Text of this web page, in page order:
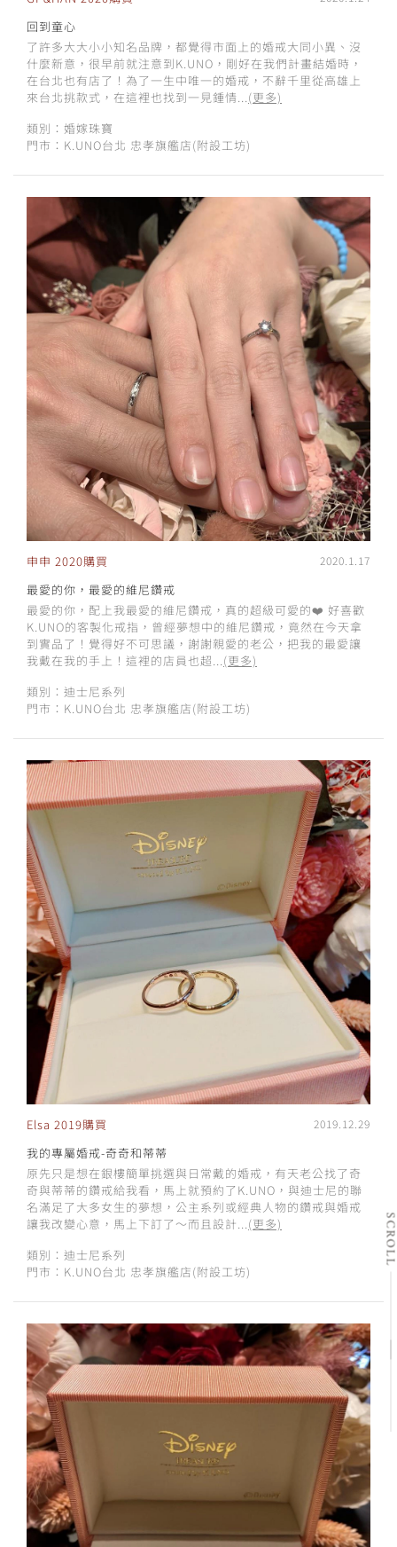
回到童心
了許多大大小小知名品牌，都覺得市面上的婚戒大同小異、沒
什麼新意，很早前就注意到K.UNO，剛好在我們計畫結婚時，
在台北也有店了！為了一生中唯一的婚戒，不辭千里從高雄上
來台北挑款式，在這裡也找到一見鍾情...(更多)
類別：婚嫁珠寶
門市：K.UNO台北 忠孝旗艦店(附設工坊)
申申 2020購買 2020.1.17
最愛的你，最愛的維尼鑽戒
最愛的你，配上我最愛的維尼鑽戒，真的超級可愛的❤️ 好喜歡
K.UNO的客製化戒指，曾經夢想中的維尼鑽戒，竟然在今天拿
到實品了！覺得好不可思議，謝謝親愛的老公，把我的最愛讓
我戴在我的手上！這裡的店員也超...(更多)
類別：迪士尼系列
門市：K.UNO台北 忠孝旗艦店(附設工坊)
Elsa 2019購買 2019.12.29
我的專屬婚戒-奇奇和蒂蒂
原先只是想在銀樓簡單挑選與日常戴的婚戒，有天老公找了奇
奇與蒂蒂的鑽戒給我看，馬上就預約了K.UNO，與迪士尼的聯
名滿足了大多女生的夢想，公主系列或經典人物的鑽戒與婚戒
讓我改變心意，馬上下訂了～而且設計...(更多)
類別：迪士尼系列
門市：K.UNO台北 忠孝旗艦店(附設工坊)